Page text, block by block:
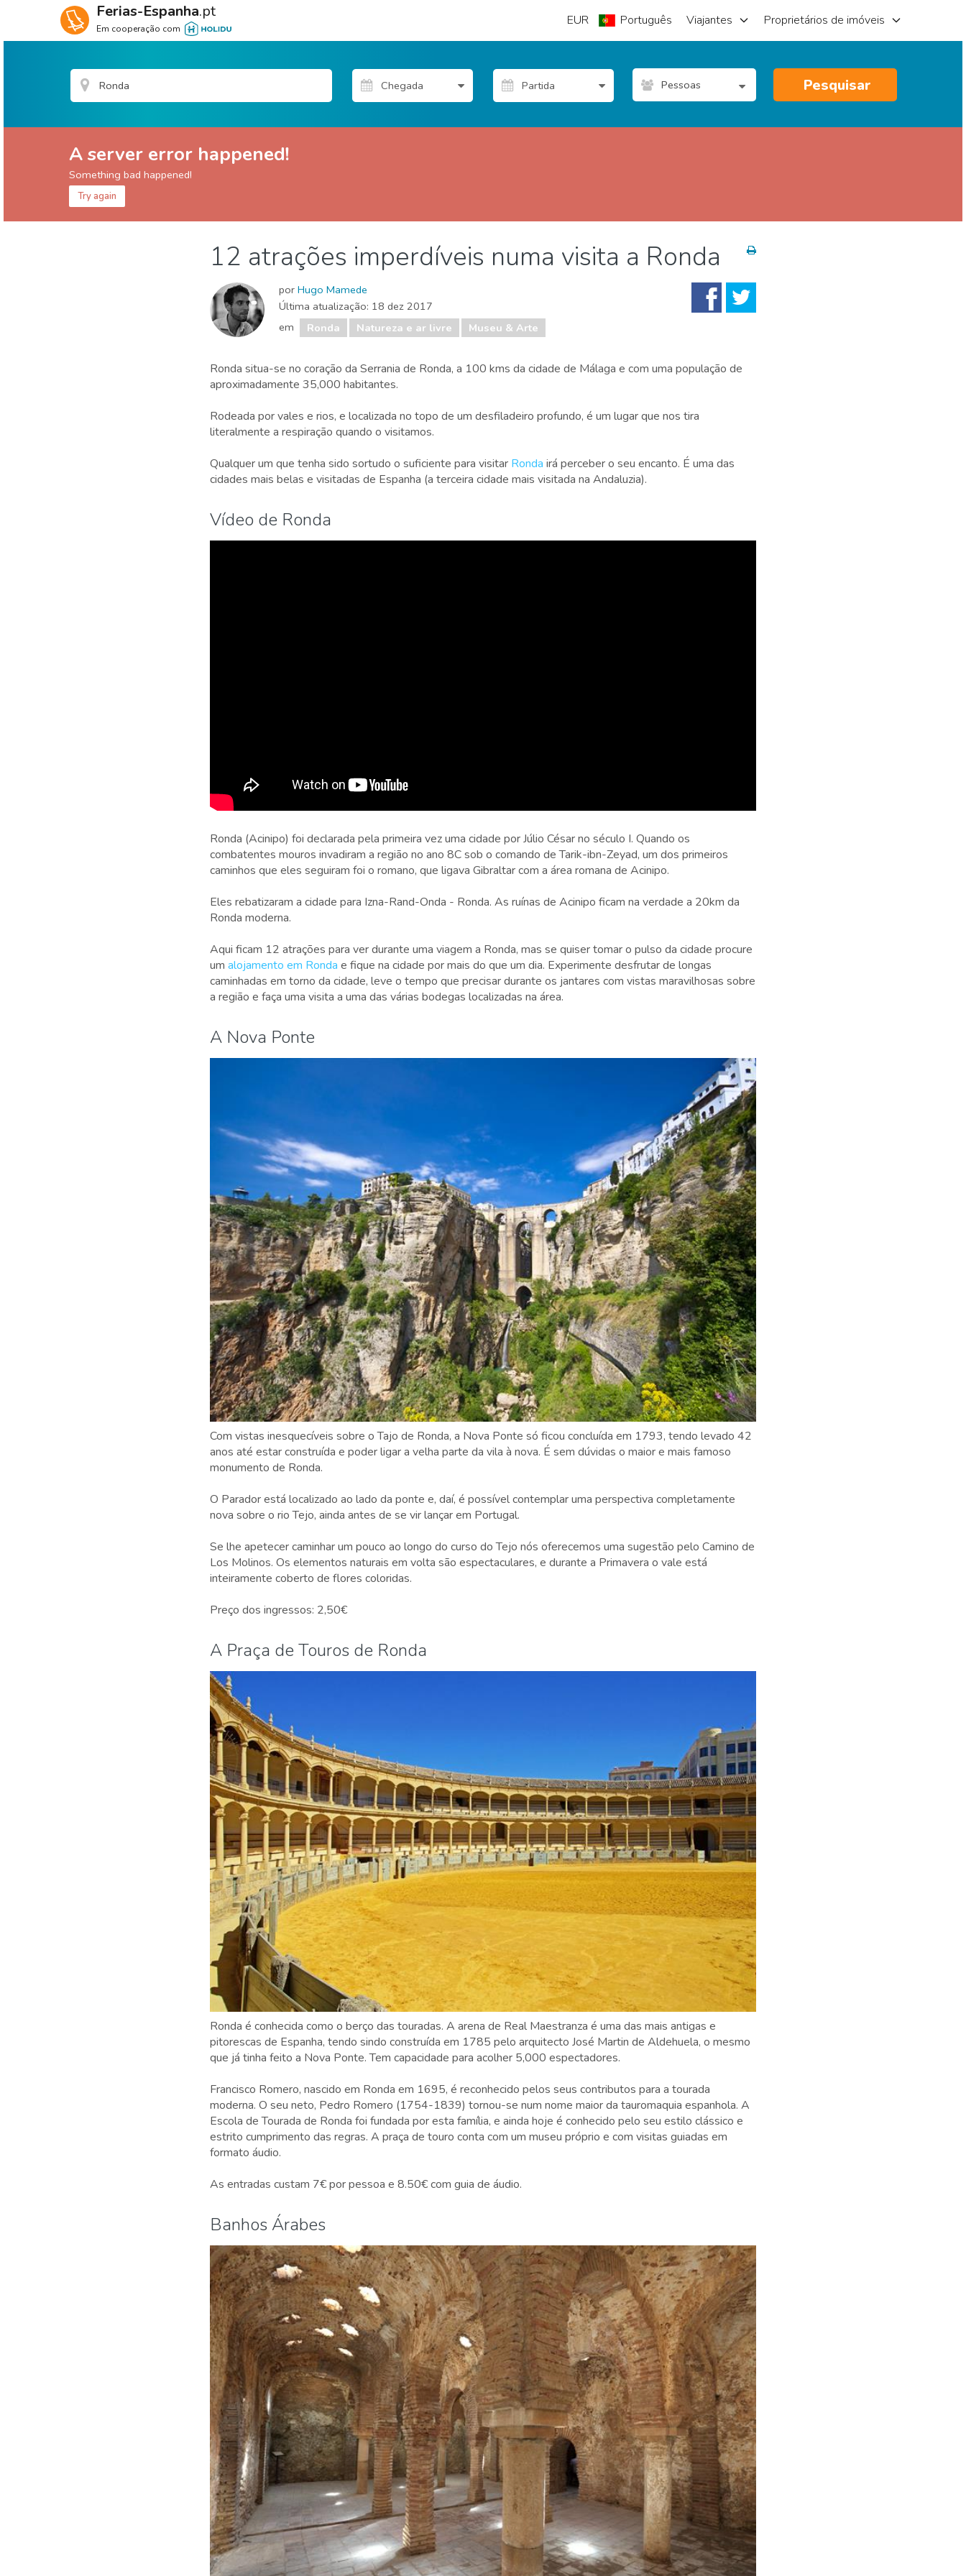
Ferias-Espanha.pt
Em cooperação com
EUR Português Viajantes Proprietários de imóveis
Pessoas Pesquisar
A server error happened!
Something bad happened!
Try again
Museu & Arte Natureza e ar livre
12 atrações imperdíveis numa visita a Ronda
por Hugo Mamede
Última atualização: 18 dez 2017
em
Ronda Natureza e ar livre Museu & Arte
Ronda situa-se no coração da Serrania de Ronda, a 100 kms da cidade de Málaga e com uma população de
aproximadamente 35,000 habitantes.
Rodeada por vales e rios, e localizada no topo de um desfiladeiro profundo, é um lugar que nos tira
literalmente a respiração quando o visitamos.
Qualquer um que tenha sido sortudo o suficiente para visitar Ronda irá perceber o seu encanto. É uma das
cidades mais belas e visitadas de Espanha (a terceira cidade mais visitada na Andaluzia).
Vídeo de Ronda
Ronda (Acinipo) foi declarada pela primeira vez uma cidade por Júlio César no século I. Quando os
combatentes mouros invadiram a região no ano 8C sob o comando de Tarik-ibn-Zeyad, um dos primeiros
caminhos que eles seguiram foi o romano, que ligava Gibraltar com a área romana de Acinipo.
Eles rebatizaram a cidade para Izna-Rand-Onda - Ronda. As ruínas de Acinipo ficam na verdade a 20km da
Ronda moderna.
Aqui ficam 12 atrações para ver durante uma viagem a Ronda, mas se quiser tomar o pulso da cidade procure
um alojamento em Ronda e fique na cidade por mais do que um dia. Experimente desfrutar de longas
caminhadas em torno da cidade, leve o tempo que precisar durante os jantares com vistas maravilhosas sobre
a região e faça uma visita a uma das várias bodegas localizadas na área.
A Nova Ponte
Com vistas inesquecíveis sobre o Tajo de Ronda, a Nova Ponte só ficou concluída em 1793, tendo levado 42
anos até estar construída e poder ligar a velha parte da vila à nova. É sem dúvidas o maior e mais famoso
monumento de Ronda.
O Parador está localizado ao lado da ponte e, daí, é possível contemplar uma perspectiva completamente
nova sobre o rio Tejo, ainda antes de se vir lançar em Portugal.
Se lhe apetecer caminhar um pouco ao longo do curso do Tejo nós oferecemos uma sugestão pelo Camino de
Los Molinos. Os elementos naturais em volta são espectaculares, e durante a Primavera o vale está
inteiramente coberto de flores coloridas.
Preço dos ingressos: 2,50€
A Praça de Touros de Ronda
Ronda é conhecida como o berço das touradas. A arena de Real Maestranza é uma das mais antigas e
pitorescas de Espanha, tendo sindo construída em 1785 pelo arquitecto José Martin de Aldehuela, o mesmo
que já tinha feito a Nova Ponte. Tem capacidade para acolher 5,000 espectadores.
Francisco Romero, nascido em Ronda em 1695, é reconhecido pelos seus contributos para a tourada
moderna. O seu neto, Pedro Romero (1754-1839) tornou-se num nome maior da tauromaquia espanhola. A
Escola de Tourada de Ronda foi fundada por esta família, e ainda hoje é conhecido pelo seu estilo clássico e
estrito cumprimento das regras. A praça de touro conta com um museu próprio e com visitas guiadas em
formato áudio.
As entradas custam 7€ por pessoa e 8.50€ com guia de áudio.
Banhos Árabes